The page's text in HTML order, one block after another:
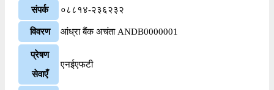
संपर्क ०८८१४-२३६२३२
विवरण आंध्रा बैंक अचंता ANDB0000001
प्रेषण
सेवाएँ
एनईएफटी